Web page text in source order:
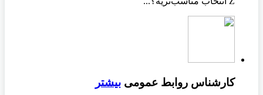
کارشناس روابط عمومی بیشتر